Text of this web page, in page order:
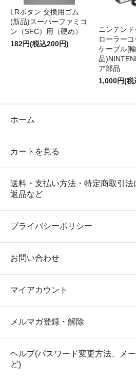
LRボタン 交換用ゴム
(新品)スーパーファミコ
ン（SFC）用（硬め）
182円(税込200円)
ニンテン
ローラー
ケーブル[
品
ア部品
1,000円(税
ホーム
カートを見る
送料・支払い方法・特定商取引法
返品など
プライバシーポリシー
お問い合わせ
マイアカウント
メルマガ登録・解除
ヘルプ(パスワード変更方法、メ
ど)